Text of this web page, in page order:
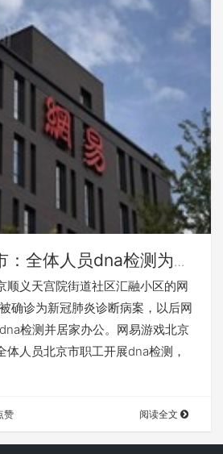
：全体人员dna检测为呈
环境监测为呈阴性
顺义天宫院街道社区汇融小区的网
确诊为新冠肺炎诊断病案，以后网
检测并居家办公。网易游戏北京
体人员北京市职工开展dna检测，
赞 阅读全文